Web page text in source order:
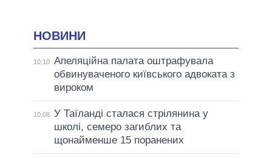
НОВИНИ
10:10 Апеляційна палата оштрафувала
обвинуваченого київського адвоката з
вироком
10:08 У Таїланді сталася стрілянина у
школі, семеро загиблих та
щонайменше 15 поранених